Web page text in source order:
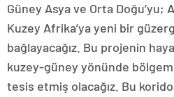
Güney Asya ve Orta Doğu’yu;
Kuzey Afrika’ya yeni bir
bağlayacağız. Bu projenin
kuzey-güney yönünde
tesis etmiş olacağız. Bu